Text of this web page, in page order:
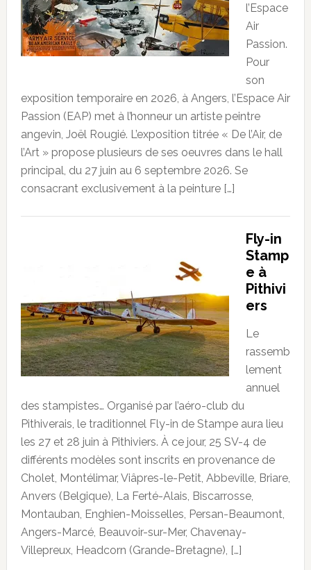
l’Espace
Air
Passion.
Pour
son
exposition temporaire en 2026, à Angers, l’Espace Air
Passion (EAP) met à l’honneur un artiste peintre
angevin, Joël Rougié. L’exposition titrée « De l’Air, de
l’Art » propose plusieurs de ses oeuvres dans le hall
principal, du 27 juin au 6 septembre 2026. Se
consacrant exclusivement à la peinture […]
Fly-in
Stamp
e à
Pithivi
ers
Le
rassemb
lement
annuel
des stampistes… Organisé par l’aéro-club du
Pithiverais, le traditionnel Fly-in de Stampe aura lieu
les 27 et 28 juin à Pithiviers. À ce jour, 25 SV-4 de
différents modèles sont inscrits en provenance de
Cholet, Montélimar, Viâpres-le-Petit, Abbeville, Briare,
Anvers (Belgique), La Ferté-Alais, Biscarrosse,
Montauban, Enghien-Moisselles, Persan-Beaumont,
Angers-Marcé, Beauvoir-sur-Mer, Chavenay-
Villepreux, Headcorn (Grande-Bretagne), […]